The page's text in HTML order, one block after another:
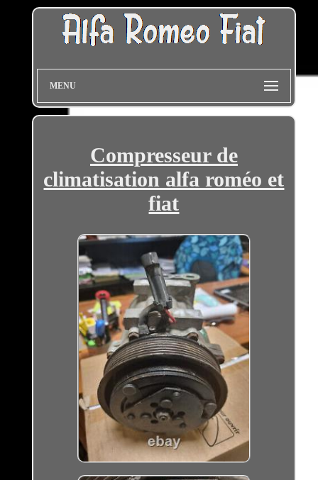
MENU
Compresseur de
climatisation alfa roméo et
fiat